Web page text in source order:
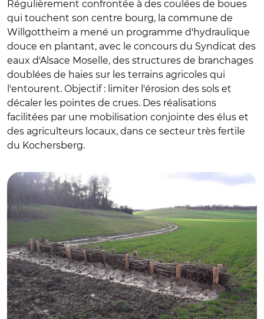
Régulièrement confrontée à des coulées de boues
qui touchent son centre bourg, la commune de
Willgottheim a mené un programme d'hydraulique
douce en plantant, avec le concours du Syndicat des
eaux d'Alsace Moselle, des structures de branchages
doublées de haies sur les terrains agricoles qui
l'entourent. Objectif : limiter l'érosion des sols et
décaler les pointes de crues. Des réalisations
facilitées par une mobilisation conjointe des élus et
des agriculteurs locaux, dans ce secteur très fertile
du Kochersberg.